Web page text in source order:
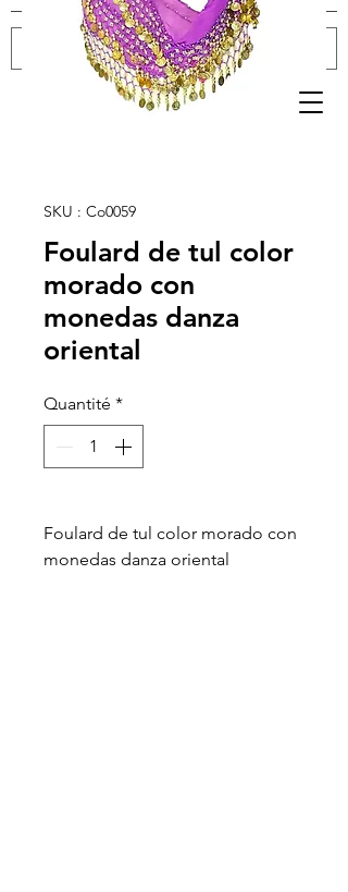
Se connecter
SKU : Co0059
Foulard de tul color
morado con
monedas danza
oriental
Quantité *
Foulard de tul color morado con
monedas danza oriental